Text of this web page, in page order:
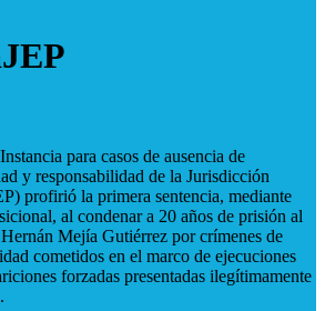
para casos de ausencia de
y responsabilidad de la Jurisdicción
profirió la primera sentencia, mediante
al condenar a 20 años de prisión al
Mejía Gutiérrez por crímenes de
cometidos en el marco de ejecuciones
forzadas presentadas ilegítimamente